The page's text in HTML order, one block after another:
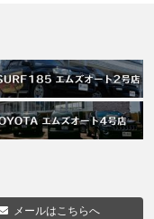
メールはこちらへ